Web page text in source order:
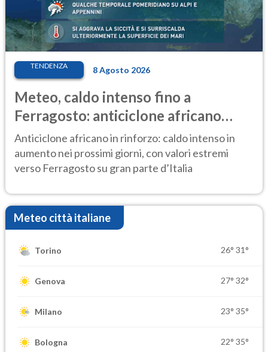
TENDENZA 8 Agosto 2026
Meteo, caldo intenso fino a
Ferragosto: anticiclone africano
ancora protagonista
Anticiclone africano in rinforzo: caldo intenso in
aumento nei prossimi giorni, con valori estremi
verso Ferragosto su gran parte d’Italia
Meteo città italiane
Torino 26° 31°
Genova 27° 32°
Milano 23° 35°
Bologna 22° 35°